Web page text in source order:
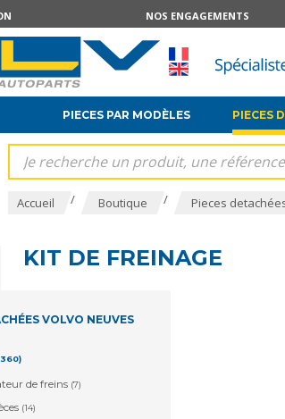
NOS ENGAGEMENTS
PIECES PAR MODÈLES PIECES
Accueil / Boutique / Pieces
KIT DE FREINAGE
VOLVO NEUVES
de freins (7)
(14)